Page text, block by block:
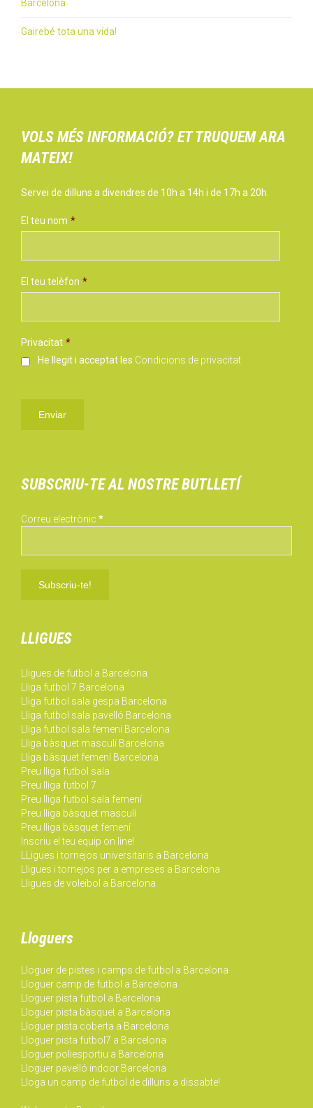
Barcelona
Gairebé tota una vida!
VOLS MÉS INFORMACIÓ? ET TRUQUEM ARA
MATEIX!
Servei de dilluns a divendres de 10h a 14h i de 17h a 20h.
El teu nom *
El teu telèfon *
Privacitat *
He llegit i acceptat les Condicions de privacitat
SUBSCRIU-TE AL NOSTRE BUTLLETÍ
Correu electrònic *
LLIGUES
Lligues de futbol a Barcelona
Lliga futbol 7 Barcelona
Lliga futbol sala gespa Barcelona
Lliga futbol sala pavelló Barcelona
Lliga futbol sala femení Barcelona
Lliga bàsquet masculí Barcelona
Lliga bàsquet femení Barcelona
Preu lliga futbol sala
Preu lliga futbol 7
Preu lliga futbol sala femení
Preu lliga bàsquet masculí
Preu lliga bàsquet femení
Inscriu el teu equip on line!
LLigues i tornejos universitaris a Barcelona
Lligues i tornejos per a empreses a Barcelona
Lligues de voleibol a Barcelona
Lloguers
Lloguer de pistes i camps de futbol a Barcelona
Lloguer camp de futbol a Barcelona
Lloguer pista futbol a Barcelona
Lloguer pista bàsquet a Barcelona
Lloguer pista coberta a Barcelona
Lloguer pista futbol7 a Barcelona
Lloguer poliesportiu a Barcelona
Lloguer pavelló indoor Barcelona
Lloga un camp de futbol de dilluns a dissabte!